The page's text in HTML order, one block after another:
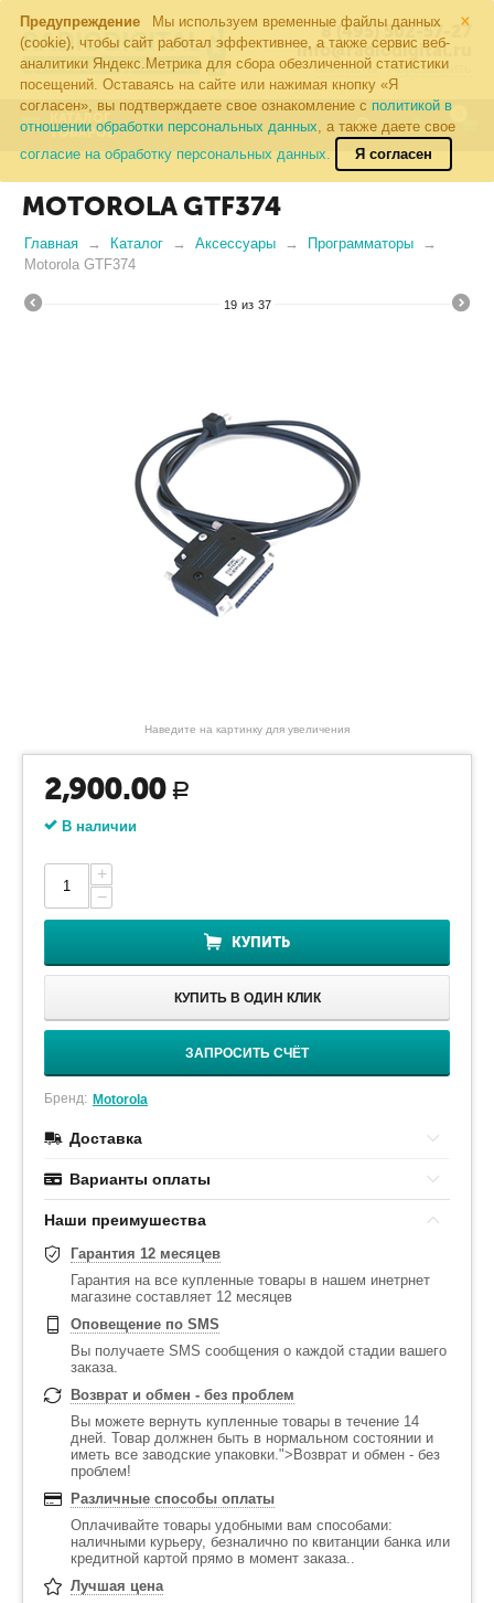
×
Предупреждение
Мы используем временные файлы данных
(cookie), чтобы сайт работал эффективнее, а также сервис веб-
аналитики Яндекс.Метрика для сбора обезличенной статистики
посещений. Оставаясь на сайте или нажимая кнопку «Я
согласен», вы подтверждаете свое ознакомление с политикой в
отношении обработки персональных данных, а также даете свое
согласие на обработку персональных данных.
Я согласен
8 (495) 502-57-27
info@radiodigital.ru
Контакты Перезвонить
КАТАЛОГ
ТОВАРОВ
MOTOROLA GTF374
Главная Каталог Аксессуары
Программаторы
Motorola GTF374
19 из 37
Наведите на картинку для увеличения
2,900.00 Р
В наличии
+
−
КУПИТЬ
КУПИТЬ В ОДИН КЛИК
ЗАПРОСИТЬ СЧЁТ
Бренд: Motorola
Доставка
Варианты оплаты
Наши преимушества
Гарантия 12 месяцев
Гарантия на все купленные товары в нашем инетрнет
магазине составляет 12 месяцев
Оповещение по SMS
Вы получаете SMS сообщения о каждой стадии вашего
заказа.
Возврат и обмен - без проблем
Вы можете вернуть купленные товары в течение 14
дней. Товар должнен быть в нормальном состоянии и
иметь все заводские упаковки.">Возврат и обмен - без
проблем!
Различные способы оплаты
Оплачивайте товары удобными вам способами:
наличными курьеру, безналично по квитанции банка или
кредитной картой прямо в момент заказа..
Лучшая цена